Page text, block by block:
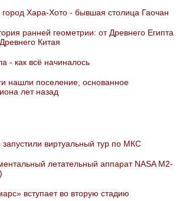
Хара-Хото - бывшая столица Гаочан
ранней геометрии: от Древнего Египта
Китая
- как всё начиналось
нашли поселение, основанное
лет назад
запустили виртуальный тур по МКС
летательный аппарат NASA M2-
вступает во вторую стадию